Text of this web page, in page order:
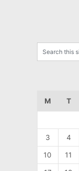
M T
3 4
10 11